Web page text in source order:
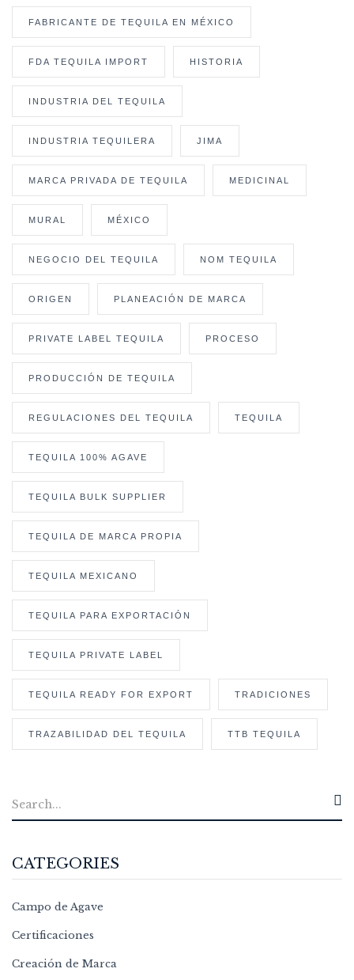
FABRICANTE DE TEQUILA EN MÉXICO
FDA TEQUILA IMPORT HISTORIA
INDUSTRIA DEL TEQUILA
INDUSTRIA TEQUILERA JIMA
MARCA PRIVADA DE TEQUILA MEDICINAL
MURAL MÉXICO
NEGOCIO DEL TEQUILA NOM TEQUILA
ORIGEN PLANEACIÓN DE MARCA
PRIVATE LABEL TEQUILA PROCESO
PRODUCCIÓN DE TEQUILA
REGULACIONES DEL TEQUILA TEQUILA
TEQUILA 100% AGAVE
TEQUILA BULK SUPPLIER
TEQUILA DE MARCA PROPIA
TEQUILA MEXICANO
TEQUILA PARA EXPORTACIÓN
TEQUILA PRIVATE LABEL
TEQUILA READY FOR EXPORT TRADICIONES
TRAZABILIDAD DEL TEQUILA TTB TEQUILA
CATEGORIES
Campo de Agave
Certificaciones
Creación de Marca